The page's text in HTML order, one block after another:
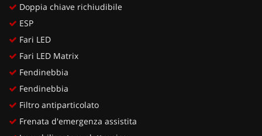
Doppia chiave richiudibile
ESP
Fari LED
Fari LED Matrix
Fendinebbia
Fendinebbia
Filtro antiparticolato
Frenata d'emergenza assistita